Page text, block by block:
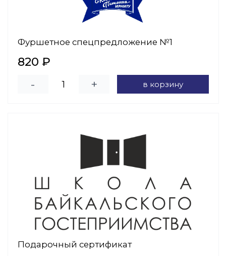
Фуршетное спецпредложение №1
820 ₽
-
+ в корзину
Подарочный сертификат